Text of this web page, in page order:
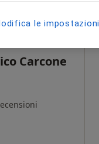
Carcone
le impostazioni